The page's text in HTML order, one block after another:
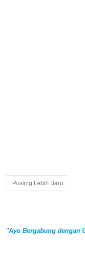
Posting Lebih Baru
"Ayo Bergabung dengan